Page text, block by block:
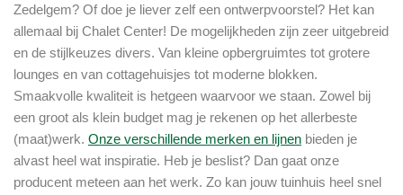
Zedelgem? Of doe je liever zelf een ontwerpvoorstel? Het kan
allemaal bij Chalet Center! De mogelijkheden zijn zeer uitgebreid
en de stijlkeuzes divers. Van kleine opbergruimtes tot grotere
lounges en van cottagehuisjes tot moderne blokken.
Smaakvolle kwaliteit is hetgeen waarvoor we staan. Zowel bij
een groot als klein budget mag je rekenen op het allerbeste
(maat)werk. Onze verschillende merken en lijnen bieden je
alvast heel wat inspiratie. Heb je beslist? Dan gaat onze
producent meteen aan het werk. Zo kan jouw tuinhuis heel snel